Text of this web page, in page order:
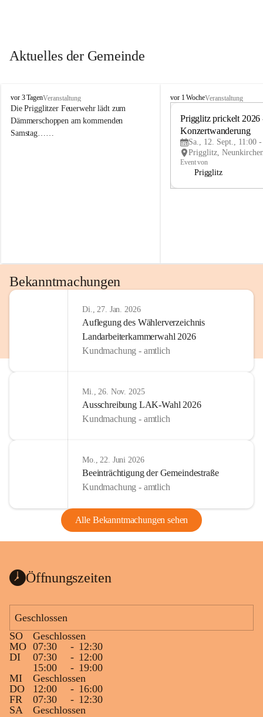
Aktuelles der Gemeinde
P
r
i
g
vor 3 TagenVeranstaltung
Die Prigglitzer Feuerwehr lädt zum
Dämmerschoppen am kommenden
Samstag……
P
vor 1 WocheVeranstaltung
Prigglitz prickelt 2026
Konzertwanderung
Sa., 12. Sept., 11:00
Event von
Prigglitz
Bekanntmachungen
Di., 27. Jan. 2026
Auflegung des Wählerverzeichnis
Landarbeiterkammerwahl 2026
Kundmachung - amtlich
Mi., 26. Nov. 2025
Ausschreibung LAK-Wahl 2026
Kundmachung - amtlich
Mo., 22. Juni 2026
Beeinträchtigung der Gemeindestraße
Kundmachung - amtlich
Alle Bekanntmachungen sehen
Öffnungszeiten
Geschlossen
SO
Geschlossen
MO 07:30 - 12:30
DI
07:30 - 12:00
15:00
- 19:00
MI
Geschlossen
DO
12:00 - 16:00
FR
07:30 - 12:30
SA
Geschlossen